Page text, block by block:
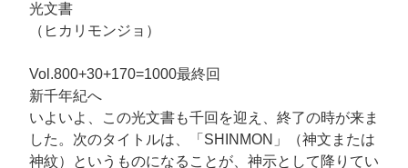
光文書
（ヒカリモンジョ）
Vol.800+30+170=1000最終回
新千年紀へ
いよいよ、この光文書も千回を迎え、終了の時が来ま
した。次のタイトルは、「SHINMON」（神文または
神紋）というものになることが、神示として降りてい